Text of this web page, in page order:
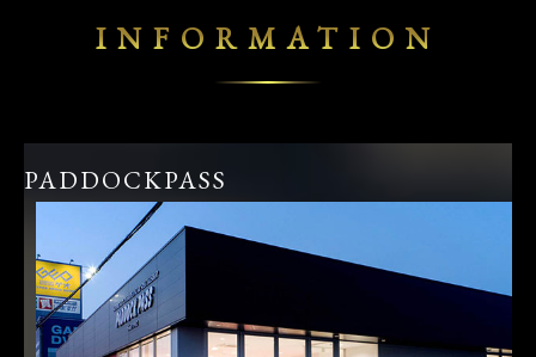
INFORMATION
PADDOCKPASS